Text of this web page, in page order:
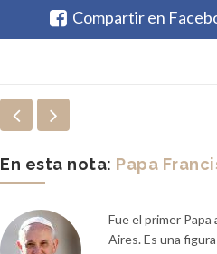
Compartir en
En esta nota: Papa
Fue el primer
Aires. Es una